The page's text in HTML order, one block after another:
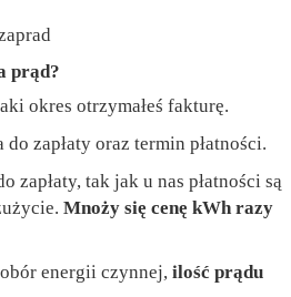
prąd?
okres otrzymałeś fakturę.
zapłaty oraz termin płatności.
zapłaty, tak jak u nas płatności są
Mnoży się cenę kWh razy
energii czynnej, ilość prądu